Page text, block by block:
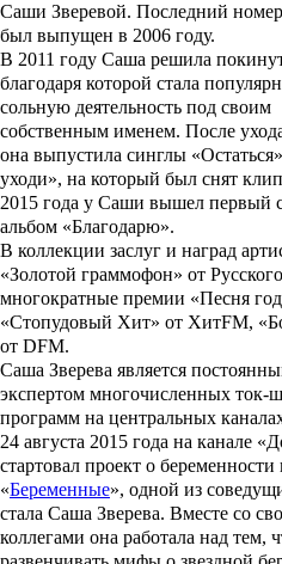
Саши Зверевой. Последний
был выпущен в 2006 году.
В 2011 году Саша решила
благодаря которой стала
сольную деятельность под своим
собственным именем. После
она выпустила синглы «Остаться
уходи», на который был снят
2015 года у Саши вышел первый
альбом «Благодарю».
В коллекции заслуг и наград
«Золотой граммофон» от
многократные премии «Песня
«Стопудовый Хит» от ХитFM,
от DFM.
Саша Зверева является
экспертом многочисленных ток-
программ на центральных
24 августа 2015 года на канале
стартовал проект о беременности
«Беременные», одной из
стала Саша Зверева. Вместе со
коллегами она работала над тем,